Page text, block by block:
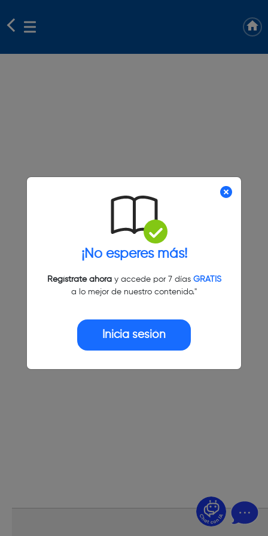
¡No esperes más!
Regístrate ahoray accede por 7 días GRATIS
a lo mejor de nuestro contenido."
Inicia sesión